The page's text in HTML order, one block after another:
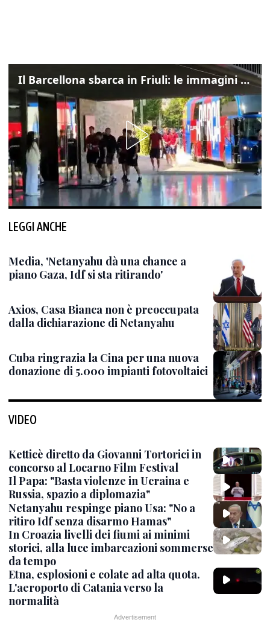
Il Barcellona sbarca in Friuli: le immagini dell'arrivo in albergo
LEGGI ANCHE
Media, 'Netanyahu dà una chance a
piano Gaza, Idf si sta ritirando'
Axios, Casa Bianca non è preoccupata
dalla dichiarazione di Netanyahu
Cuba ringrazia la Cina per una nuova
donazione di 5.000 impianti fotovoltaici
VIDEO
Ketticè diretto da Giovanni Tortorici in
concorso al Locarno Film Festival
Il Papa: "Basta violenze in Ucraina e
Russia, spazio a diplomazia"
Netanyahu respinge piano Usa: "No a
ritiro Idf senza disarmo Hamas"
In Croazia livelli dei fiumi ai minimi
storici, alla luce imbarcazioni sommerse
da tempo
Etna, esplosioni e colate ad alta quota.
L'aeroporto di Catania verso la
normalità